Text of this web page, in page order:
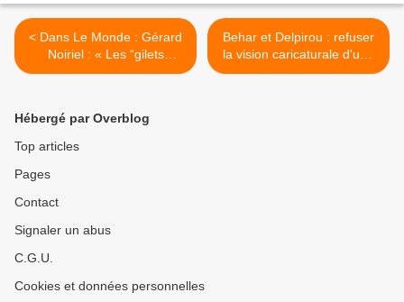
< Dans Le Monde : Gérard
Noiriel : « Les “gilets
jaunes” replacent la
Behar et Delpirou : refuser
la vision caricaturale d'une
France coupée en deux ,
Hébergé par Overblog
Top articles
Pages
Contact
Signaler un abus
C.G.U.
Cookies et données personnelles